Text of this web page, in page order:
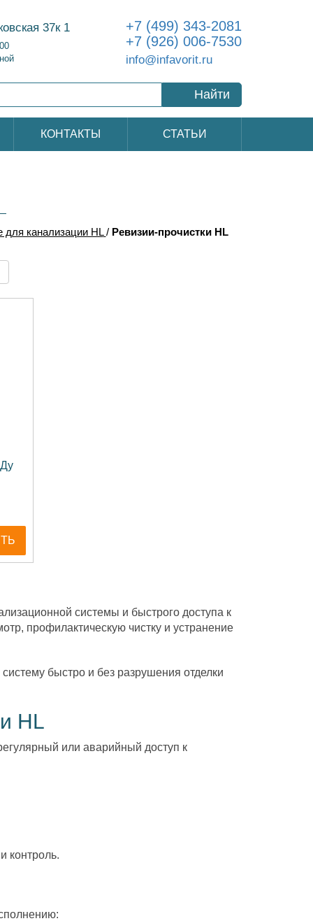
37к 1
+7 (499) 343-2081
+7 (926) 006-7530
info@infavorit.ru
Найти
КОНТАКТЫ СТАТЬИ
канализации HL / Ревизии-прочистки HL
системы и быстрого доступа к
профилактическую чистку и устранение
быстро и без разрушения отделки
HL
или аварийный доступ к
контроль.